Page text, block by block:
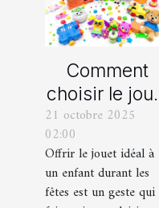
Comment
choisir le
parfait pour
chaque âge
durant les
fêtes ?
21 octobre 2025
02:00
Offrir le jouet idéal à
un enfant durant les
fêtes est un geste qui